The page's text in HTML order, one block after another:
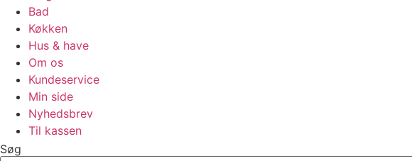
Bad
Køkken
Hus & have
Om os
Kundeservice
Min side
Nyhedsbrev
Til kassen
Søg